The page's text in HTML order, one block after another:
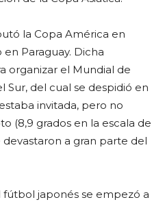
la Copa América en
Paraguay. Dicha
organizar el Mundial de
Sur, del cual se despidió en
invitada, pero no
(8,9 grados en la escala de
a gran parte del
japonés se empezó a